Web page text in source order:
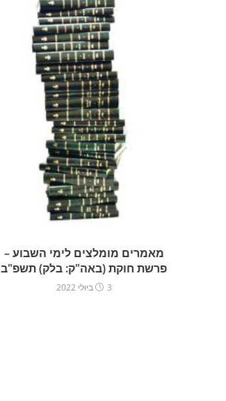
מאמרים מומלצים לימי השבוע –
פרשת חוקת (באה"ק: בלק) תשפ"ב
3 ביולי 2022